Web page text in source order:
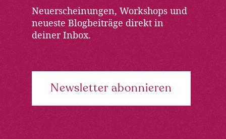
Neuerscheinungen, Workshops und
neueste Blogbeiträge direkt in
deiner Inbox.
Newsletter abonnieren